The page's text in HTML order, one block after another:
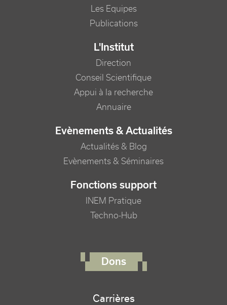
Les Equipes
Publications
L'Institut
Direction
Conseil Scientifique
Appui à la recherche
Annuaire
Evènements & Actualités
Actualités & Blog
Evènements & Séminaires
Fonctions support
INEM Pratique
Techno-Hub
Dons
Carrières